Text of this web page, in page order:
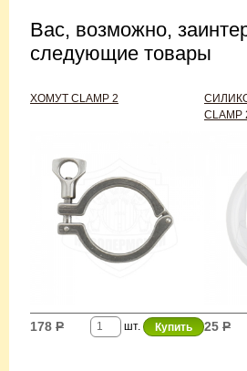
Вас, возможно,
следующие товары
ХОМУТ CLAMP 2
шт.
178 Р
CLAMP
25 Р